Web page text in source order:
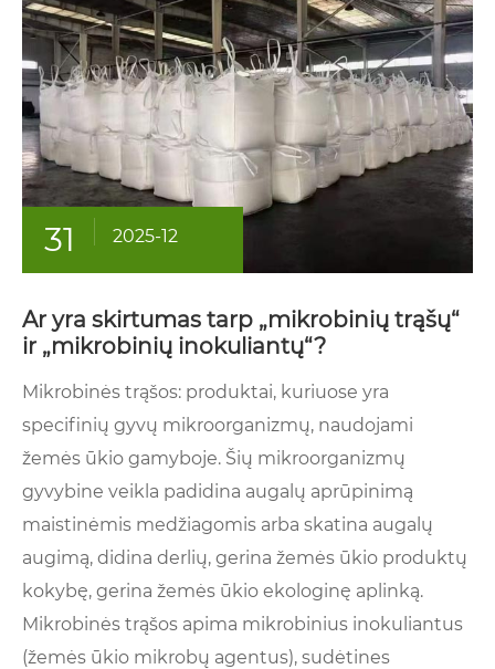
31 2025-12
Ar yra skirtumas tarp „mikrobinių trąšų“
ir „mikrobinių inokuliantų“?
Mikrobinės trąšos: produktai, kuriuose yra
specifinių gyvų mikroorganizmų, naudojami
žemės ūkio gamyboje. Šių mikroorganizmų
gyvybine veikla padidina augalų aprūpinimą
maistinėmis medžiagomis arba skatina augalų
augimą, didina derlių, gerina žemės ūkio produktų
kokybę, gerina žemės ūkio ekologinę aplinką.
Mikrobinės trąšos apima mikrobinius inokuliantus
(žemės ūkio mikrobų agentus), sudėtines